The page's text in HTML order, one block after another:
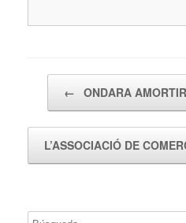
← ONDARA
L’ASSOCIACIÓ DE